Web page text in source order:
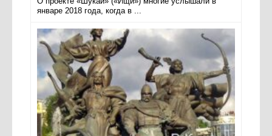
январе 2018 года, когда в ...